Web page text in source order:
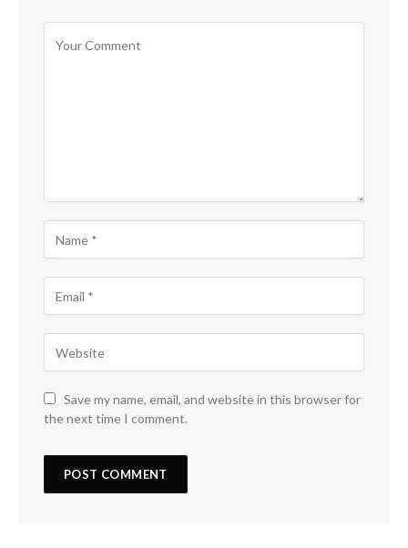
Save my name, email, and website in this browser for
the next time I comment.